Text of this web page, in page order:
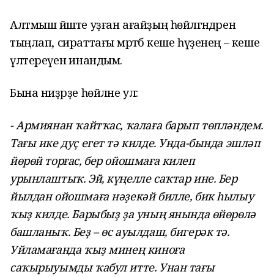
Алтмыш йәште уҙған ағайҙың һөйләгәндәрен
тыңлап, сираттағы мәртәбә кеше һүҙенең – кеше
үлтереүенә инандым.
Бына ниҙәрҙе һөйләне ул:
- Армиянан ҡайтҡас, ҡалаға барып төпләндем.
Тағы ике дуҫ егет тә килде. Унда-бында эшләп
йөрөй торғас, бер ойошмаға килеп
урынлаштыҡ. Эй, күңелле саҡтар ине. Бер
йылдан ойошмаға нәҙекәй билле, бик һылыу
ҡыҙ килде. Барыбыҙ ҙа уның янында өйөрөлә
башланыҡ. Беҙ – өс ауылдаш, бигерәк тә.
Уйламағанда ҡыҙ минең киноға
саҡырыуымды ҡабул итте. Унан тағы